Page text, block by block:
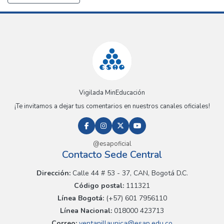
Vigilada MinEducación
¡Te invitamos a dejar tus comentarios en nuestros canales oficiales!
@esapoficial
Contacto Sede Central
Dirección:Calle 44 # 53 - 37, CAN, Bogotá D.C.
Código postal: 111321
Línea Bogotá:(+57) 601 7956110
Línea Nacional: 018000 423713